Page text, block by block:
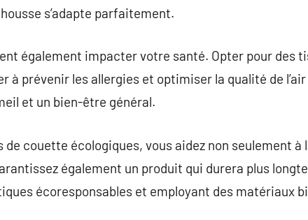
s’adapte parfaitement.
également impacter votre santé. Opter pour des
à prévenir les allergies et optimiser la qualité de
et un bien-être général.
de couette écologiques, vous aidez non seulement à
également un produit qui durera plus
écoresponsables et employant des matériaux